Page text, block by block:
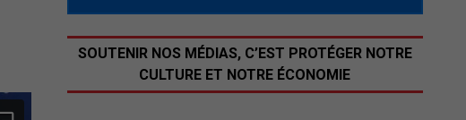
SOUTENIR NOS MÉDIAS, C’EST PROTÉGER NOTRE
CULTURE ET NOTRE ÉCONOMIE